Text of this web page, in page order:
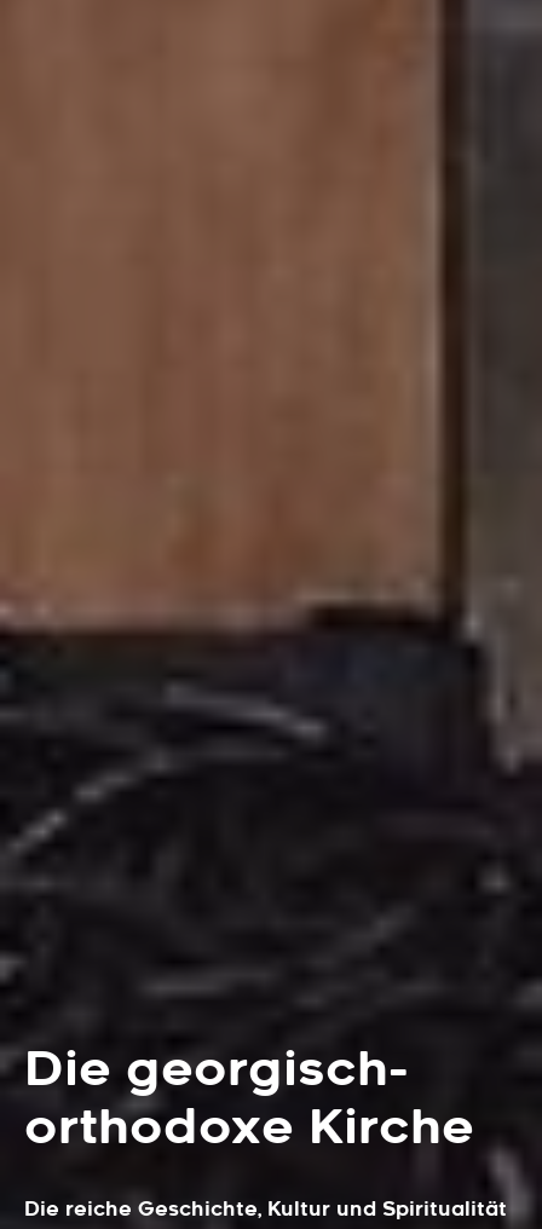
Die georgisch-
orthodoxe Kirche
Die reiche Geschichte, Kultur und Spiritualität